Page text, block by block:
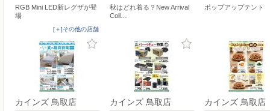
RGB Mini LED新レグザが登
場
[＋]その他の店舗
秋はどれ着る？New Arrival
Coll…
ポップアップテント
カインズ 鳥取店 カインズ 鳥取店 カインズ 鳥取店